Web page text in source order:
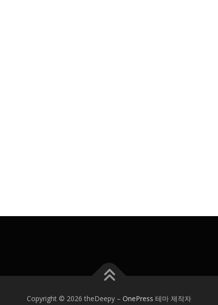
Copyright © 2026 theDeepy – OnePress 테마 제작자